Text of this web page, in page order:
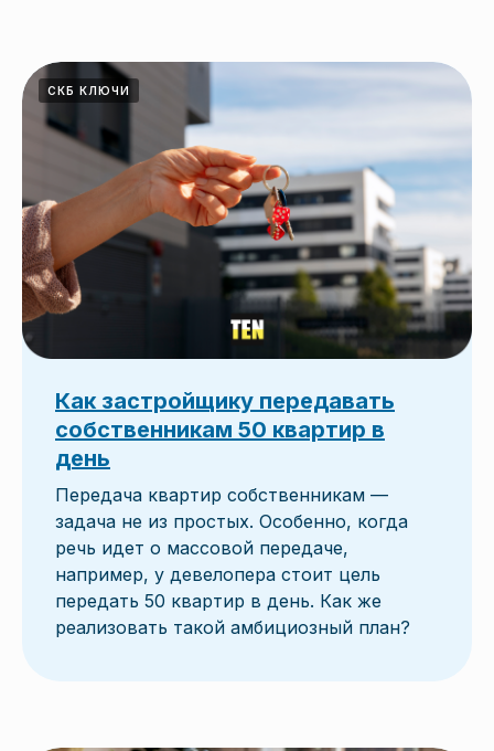
СКБ КЛЮЧИ
Как застройщику передавать
собственникам 50 квартир в
день
Передача квартир собственникам —
задача не из простых. Особенно, когда
речь идет о массовой передаче,
например, у девелопера стоит цель
передать 50 квартир в день. Как же
реализовать такой амбициозный план?